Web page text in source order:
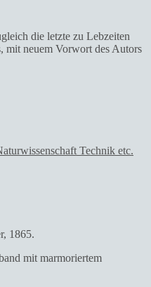
die letzte zu Lebzeiten
mit neuem Vorwort des Autors
Technik etc.
1865.
mit marmoriertem